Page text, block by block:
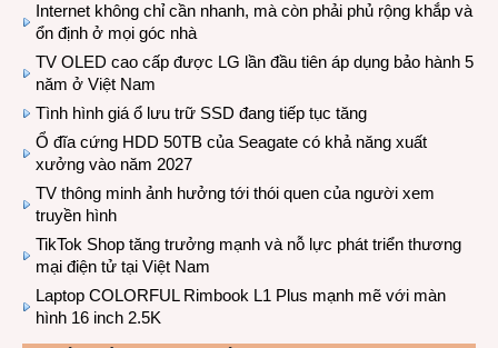
Internet không chỉ cần nhanh, mà còn phải phủ rộng khắp và
ổn định ở mọi góc nhà
TV OLED cao cấp được LG lần đầu tiên áp dụng bảo hành 5
năm ở Việt Nam
Tình hình giá ổ lưu trữ SSD đang tiếp tục tăng
Ổ đĩa cứng HDD 50TB của Seagate có khả năng xuất
xưởng vào năm 2027
TV thông minh ảnh hưởng tới thói quen của người xem
truyền hình
TikTok Shop tăng trưởng mạnh và nỗ lực phát triển thương
mại điện tử tại Việt Nam
Laptop COLORFUL Rimbook L1 Plus mạnh mẽ với màn
hình 16 inch 2.5K